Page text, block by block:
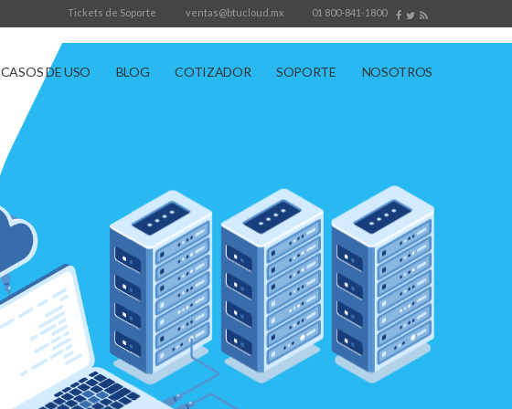
Tickets de Soporte ventas@btucloud.mx 01 800-841-1800
CASOS DE USO BLOG COTIZADOR SOPORTE NOSOTROS